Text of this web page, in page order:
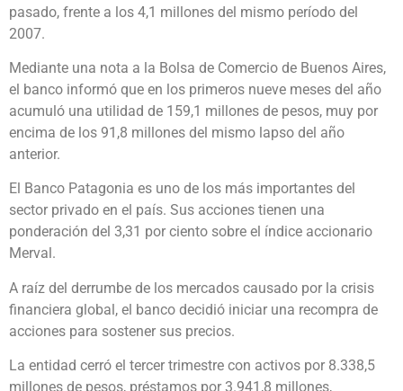
pasado, frente a los 4,1 millones del mismo período del
2007.
Mediante una nota a la Bolsa de Comercio de Buenos Aires,
el banco informó que en los primeros nueve meses del año
acumuló una utilidad de 159,1 millones de pesos, muy por
encima de los 91,8 millones del mismo lapso del año
anterior.
El Banco Patagonia es uno de los más importantes del
sector privado en el país. Sus acciones tienen una
ponderación del 3,31 por ciento sobre el índice accionario
Merval.
A raíz del derrumbe de los mercados causado por la crisis
financiera global, el banco decidió iniciar una recompra de
acciones para sostener sus precios.
La entidad cerró el tercer trimestre con activos por 8.338,5
millones de pesos, préstamos por 3.941,8 millones,